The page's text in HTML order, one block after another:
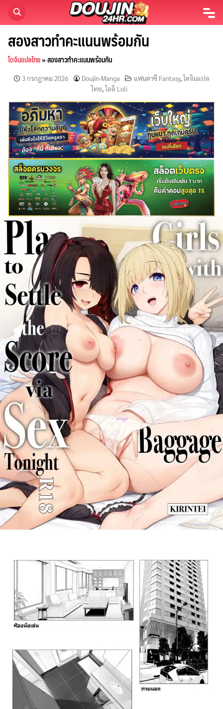
สองสาวทำคะแนนพร้อมกัน
โดจินแปลไทย»สองสาวทำคะแนนพร้อมกัน
3 กรกฎาคม 2026 Doujin-Manga แฟนตาซี Fantasy,โดจินแปล
ไทย,โลลิ Loli